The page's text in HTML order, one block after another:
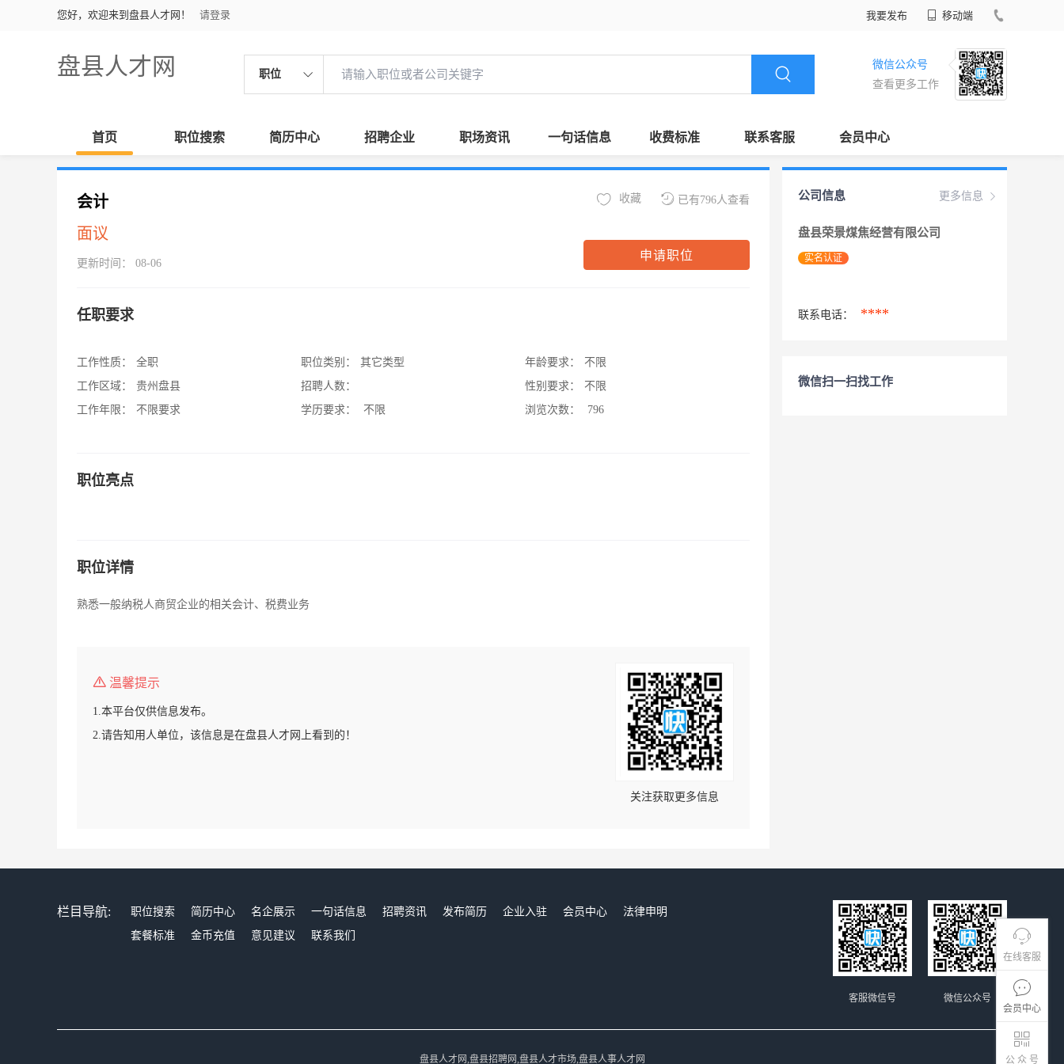
您好，欢迎来到盘县人才网！ 请登录 我要发布 移动端
盘县人才网 职位
微信公众号
查看更多工作
首页 职位搜索 简历中心 招聘企业 职场资讯 一句话信息 收费标准 联系客服 会员中心
在线客服
会员中心
公 众 号
会计
面议
更新时间： 08-06
已有796人查看
收藏
申请职位
任职要求
工作性质：
全职
工作区域：
贵州盘县
工作年限：
不限要求
职位类别：
其它类型
招聘人数：
学历要求：
不限
年龄要求：
不限
性别要求：
不限
浏览次数：
796
职位亮点
职位详情
熟悉一般纳税人商贸企业的相关会计、税费业务
温馨提示
1.本平台仅供信息发布。
2.请告知用人单位，该信息是在盘县人才网上看到的！
关注获取更多信息
更多信息
公司信息
盘县荣景煤焦经营有限公司
实名认证
联系电话： ****
微信扫一扫找工作
栏目导航: 职位搜索 简历中心 名企展示 一句话信息 招聘资讯 发布简历 企业入驻 会员中心
法律申明
套餐标准
金币充值 意见建议 联系我们
微信公众号
客服微信号
盘县人才网,盘县招聘网,盘县人才市场,盘县人事人才网